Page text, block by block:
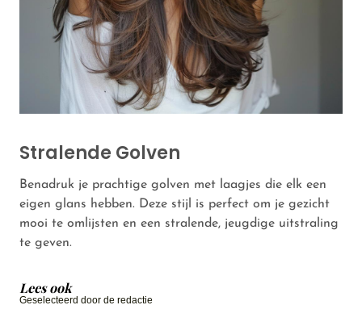
Stralende Golven
Benadruk je prachtige golven met laagjes die elk een
eigen glans hebben. Deze stijl is perfect om je gezicht
mooi te omlijsten en een stralende, jeugdige uitstraling
te geven.
Lees ook
Geselecteerd door de redactie